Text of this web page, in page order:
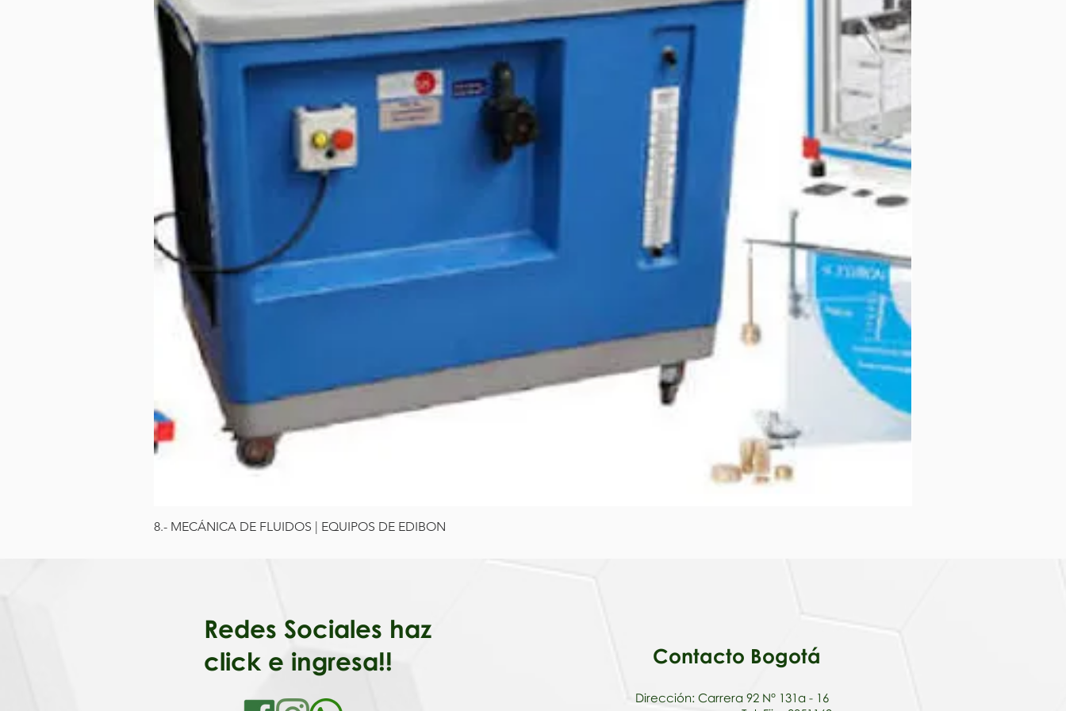
8.- MECÁNICA DE FLUIDOS | EQUIPOS DE EDIBON
Redes Sociales haz
click e ingresa!!
Contacto Bogotá
Dirección: Carrera 92 N° 131a - 16